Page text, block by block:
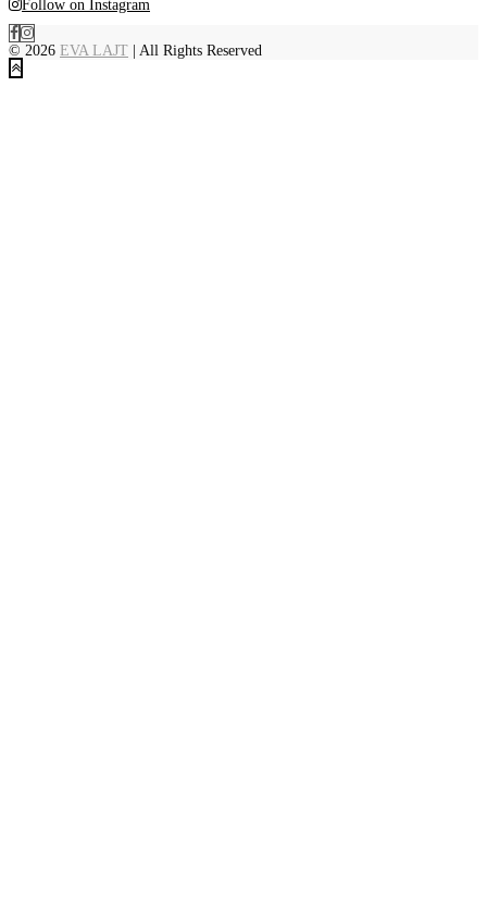
Follow on Instagram
© 2026 EVA LAJT | All Rights Reserved